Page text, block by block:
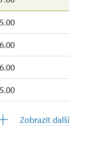
prohlídky)
prohlídky)
Zobrazit další